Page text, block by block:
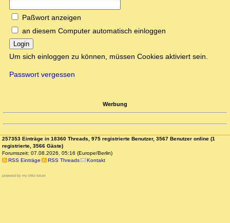
Paßwort anzeigen
an diesem Computer automatisch einloggen
Login
Um sich einloggen zu können, müssen Cookies aktiviert sein.
Passwort vergessen
Werbung
257353 Einträge in 18360 Threads, 975 registrierte Benutzer, 3567 Benutzer online (1
registrierte, 3566 Gäste)
Forumszeit: 07.08.2026, 05:16 (Europe/Berlin)
RSS Einträge
RSS Threads Kontakt
powered by my little forum